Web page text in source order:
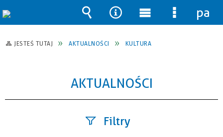
JESTEŚ TUTAJ AKTUALNOŚCI KULTURA
AKTUALNOŚCI
Filtry
Wyszukiwarka
Narzędzia
Menu
główne
Menu